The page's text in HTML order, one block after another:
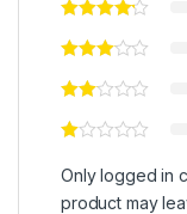
Only logged in
product may